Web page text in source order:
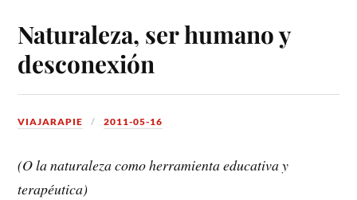
Naturaleza, ser humano y
desconexión
VIAJARAPIE 2011-05-16
(O la naturaleza como herramienta educativa y
terapéutica)